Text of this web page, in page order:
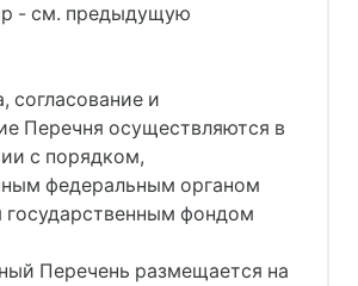
- см. предыдущую
согласование и
Перечня осуществляются в
с порядком,
федеральным органом
государственным фондом
Перечень размещается на